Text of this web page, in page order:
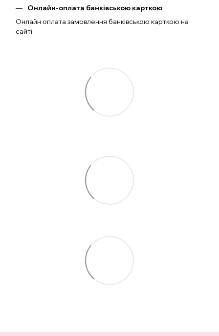
Онлайн-оплата банківською карткою
Онлайн оплата замовлення банківською карткою на
сайті.